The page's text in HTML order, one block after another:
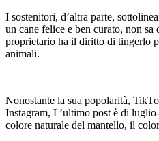
I sostenitori, d’altra parte,
un cane felice e ben curato, non sa
proprietario ha il diritto di tingerlo
animali.
Nonostante la sua popolarità,
Instagram, L’ultimo post è di
colore naturale del mantello, il